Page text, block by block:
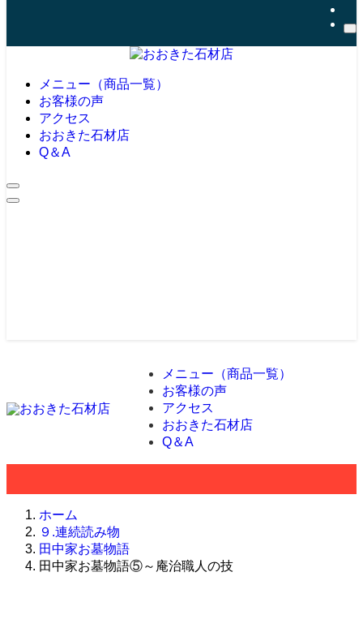
メニュー（商品一覧）
お客様の声
アクセス
おおきた石材店
Q＆A
メニュー（商品一覧）
お客様の声
アクセス
おおきた石材店
Q＆A
ホーム
９.連続読み物
田中家お墓物語
田中家お墓物語⑤～庵治職人の技